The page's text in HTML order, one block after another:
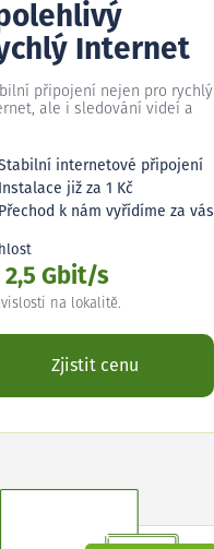
Internet
připojení nejen pro rychlý
ale i sledování videí a
internetové připojení
Instalace již za 1 Kč
Přechod k nám vyřídíme za vás
2,5 Gbit/s
na lokalitě.
Zjistit cenu